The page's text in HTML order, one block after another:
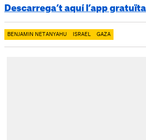
Descarrega’t aquí l’app gratuïta
BENJAMIN NETANYAHU ISRAEL GAZA